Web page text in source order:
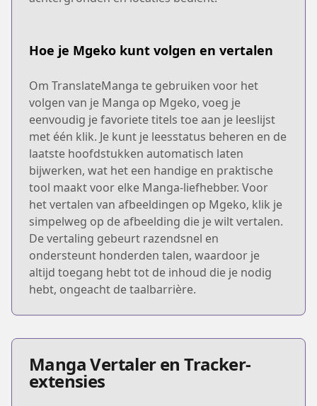
Hoe je Mgeko kunt volgen en vertalen
Om TranslateManga te gebruiken voor het
volgen van je Manga op Mgeko, voeg je
eenvoudig je favoriete titels toe aan je leeslijst
met één klik. Je kunt je leesstatus beheren en de
laatste hoofdstukken automatisch laten
bijwerken, wat het een handige en praktische
tool maakt voor elke Manga-liefhebber. Voor
het vertalen van afbeeldingen op Mgeko, klik je
simpelweg op de afbeelding die je wilt vertalen.
De vertaling gebeurt razendsnel en
ondersteunt honderden talen, waardoor je
altijd toegang hebt tot de inhoud die je nodig
hebt, ongeacht de taalbarrière.
Manga Vertaler en Tracker-
extensies